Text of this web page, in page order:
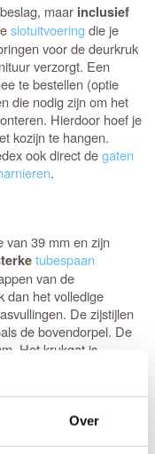
Over
maar inclusief
slotuitvoeringdie je
voor de deurkruk
verzorgt. Een
te bestellen (optie
die nodig zijn om het
Hierdoor hoef je
kozijn te hangen.
ook direct degaten
.
van 39 mm en zijn
tubespaan
van de
dan het volledige
De zijstijlen
de bovendorpel. De
Het krukgat is
van de deur.